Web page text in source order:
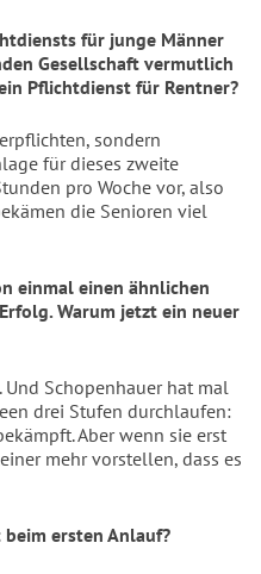
für junge Männer
Gesellschaft vermutlich
Pflichtdienst für Rentner?
sondern
für dieses zweite
pro Woche vor, also
die Senioren viel
einmal einen ähnlichen
Warum jetzt ein neuer
Schopenhauer hat mal
drei Stufen durchlaufen:
Aber wenn sie erst
mehr vorstellen, dass es
ersten Anlauf?